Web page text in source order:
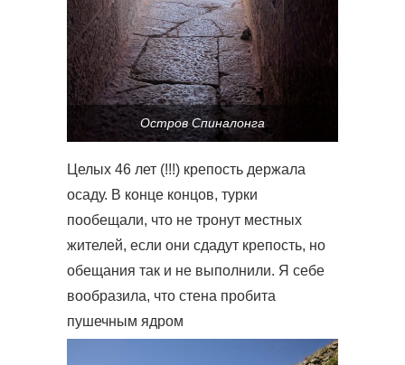
Остров Спиналонга
Целых 46 лет (!!!) крепость держала
осаду. В конце концов, турки
пообещали, что не тронут местных
жителей, если они сдадут крепость, но
обещания так и не выполнили. Я себе
вообразила, что стена пробита
пушечным ядром